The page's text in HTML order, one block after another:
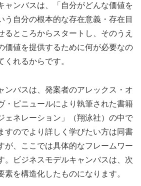
ャンバスは、「自分がどんな価値を
う自分の根本的な存在意義・存在目
るところからスタートし、そのうえ
価値を提供するために何が必要なの
れるからです。
バスは、発案者のアレックス・オ
・ピニュールにより執筆された書籍
ェネレーション」（翔泳社）の中で
すのでより詳しく学びたい方は同書
が、ここでは具体的なフレームワー
。ビジネスモデルキャンバスは、次
素を構造化したものになります。